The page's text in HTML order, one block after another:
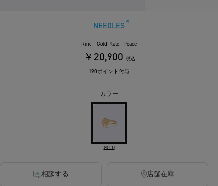
NEEDLES
Ring - Gold Plate - Peace
￥20,900 税込
190ポイント付与
カラー
GOLD
相談する 店舗在庫